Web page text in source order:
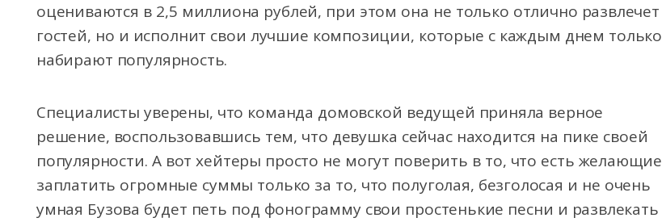
оцениваются в 2,5 миллиона рублей, при этом она не только отлично развлечет
гостей, но и исполнит свои лучшие композиции, которые с каждым днем только
набирают популярность.
Специалисты уверены, что команда домовской ведущей приняла верное
решение, воспользовавшись тем, что девушка сейчас находится на пике своей
популярности. А вот хейтеры просто не могут поверить в то, что есть желающие
заплатить огромные суммы только за то, что полуголая, безголосая и не очень
умная Бузова будет петь под фонограмму свои простенькие песни и развлекать